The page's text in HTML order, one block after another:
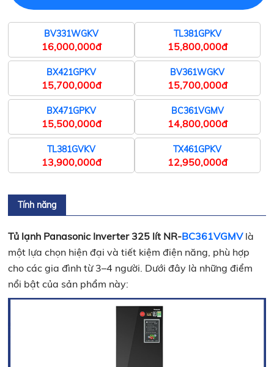
BV331WGKV
16,000,000đ
TL381GPKV
15,800,000đ
BX421GPKV
15,700,000đ
BV361WGKV
15,700,000đ
BX471GPKV
15,500,000đ
BC361VGMV
14,800,000đ
TL381GVKV
13,900,000đ
TX461GPKV
12,950,000đ
Tính năng
Tủ lạnh Panasonic Inverter 325 lít NR-BC361VGMVlà
một lựa chọn hiện đại và tiết kiệm điện năng, phù hợp
cho các gia đình từ 3–4 người. Dưới đây là những điểm
nổi bật của sản phẩm này:​